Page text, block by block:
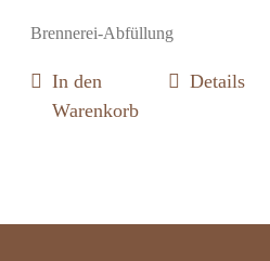
Brennerei-Abfüllung
In den
Warenkorb
Details